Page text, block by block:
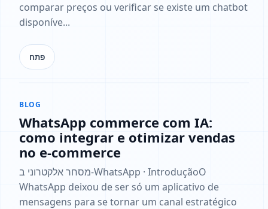
comparar preços ou verificar se existe um chatbot
disponíve...
פתח
BLOG
WhatsApp commerce com IA:
como integrar e otimizar vendas
no e-commerce
מסחר אלקטרוני ב-WhatsApp · IntroduçãoO
WhatsApp deixou de ser só um aplicativo de
mensagens para se tornar um canal estratégico